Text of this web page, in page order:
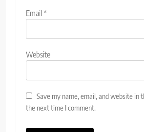
Email *
Website
Save my name, email, and website in
the next time I comment.